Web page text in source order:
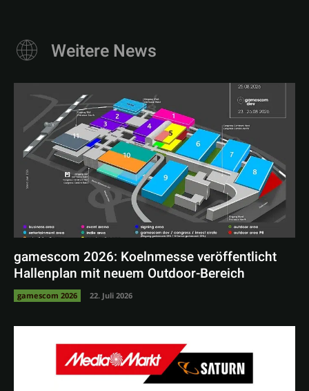
Weitere News
gamescom 2026: Koelnmesse veröffentlicht
Hallenplan mit neuem Outdoor-Bereich
gamescom 2026 22. Juli 2026